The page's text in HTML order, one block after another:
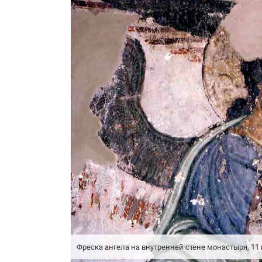
Фреска ангела на внутренней стене монастыря, 11